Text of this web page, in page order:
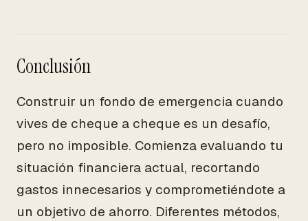
Conclusión
Construir un fondo de emergencia cuando
vives de cheque a cheque es un desafío,
pero no imposible. Comienza evaluando tu
situación financiera actual, recortando
gastos innecesarios y comprometiéndote a
un objetivo de ahorro. Diferentes métodos,